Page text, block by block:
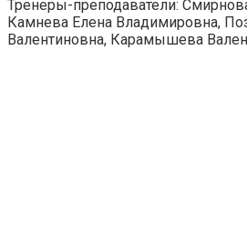
Тренеры-преподаватели:
Камнева Елена Владимировна,
Валентиновна, Карамышева